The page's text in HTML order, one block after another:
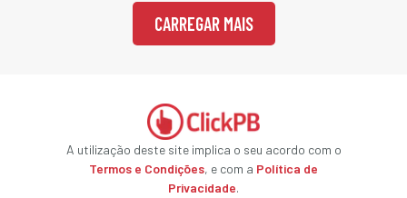
CARREGAR MAIS
A utilização deste site implica o seu acordo com o
Termos e Condições, e com a Política de
Privacidade.